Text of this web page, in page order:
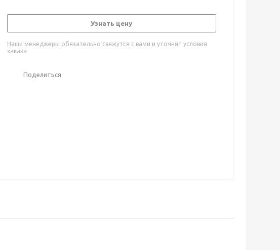
Узнать цену
Наши менеджеры обязательно свяжутся с вами и уточнят условия
заказа
Поделиться